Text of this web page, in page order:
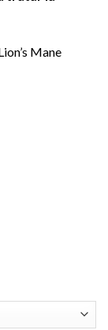
Mane